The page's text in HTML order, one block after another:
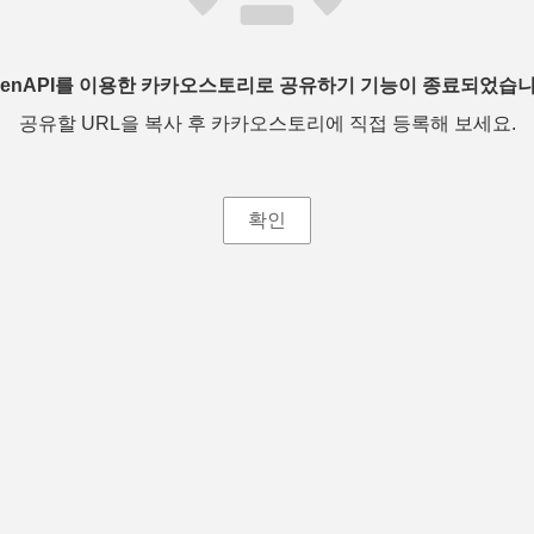
를 이용한 카카오스토리로 공유하기 기능이 종료되었습
공유할 URL을 복사 후 카카오스토리에 직접 등록해 보세요.
확인